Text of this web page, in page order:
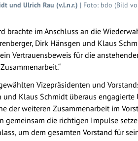
und Ulrich Rau (v.l.n.r.) | Foto: bdo (Bild
brachte im Anschluss an die
Dirk Hänsgen und Klaus
Vertrauensbeweis für die
Vizepräsidenten und
und Klaus Schmidt überaus
der weiteren Zusammenarbeit im
die richtigen Impulse
um dem gesamten Vorstand für